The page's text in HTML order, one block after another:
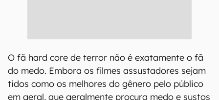
O fã hard core de terror não é exatamente o fã
do medo. Embora os filmes assustadores sejam
tidos como os melhores do gênero pelo público
em geral, que geralmente procura medo e sustos